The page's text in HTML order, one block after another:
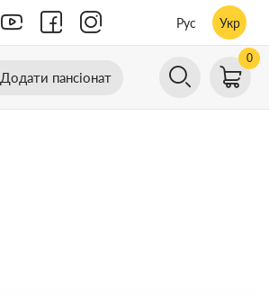
Рус Укр
Додати пансіонат
0